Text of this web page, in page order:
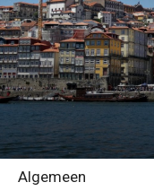
Autohuur
Vlucht+hotel
Algemeen